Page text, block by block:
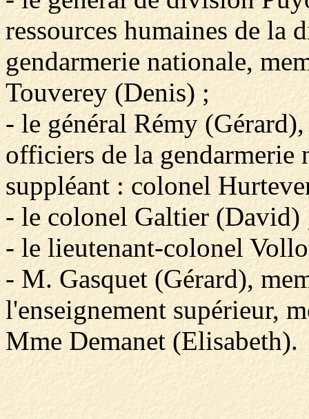
ressources humaines de la
gendarmerie nationale,
Touverey (Denis) ;
- le général Rémy
officiers de la gendarmerie
suppléant : colonel
- le colonel Galtier (David)
- le lieutenant-colonel
- M. Gasquet (Gérard),
l'enseignement supérieur,
Mme Demanet (Elisabeth).